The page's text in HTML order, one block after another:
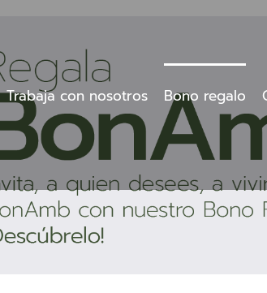
Trabaja con nosotros Bono regalo